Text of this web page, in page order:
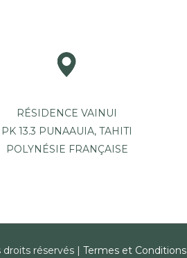
RÉSIDENCE VAINUI
PK 13.3 PUNAAUIA, TAHITI
POLYNÉSIE FRANÇAISE
droits réservés | Termes et Conditions